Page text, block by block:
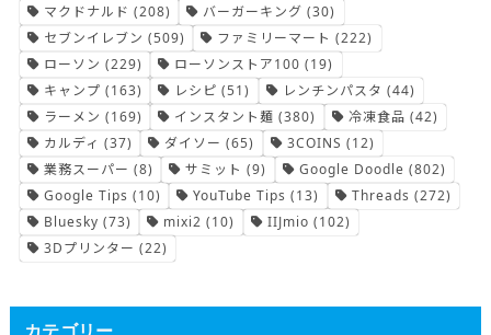
マクドナルド (208) バーガーキング (30)
セブンイレブン (509) ファミリーマート (222)
ローソン (229) ローソンストア100 (19)
キャンプ (163) レシピ (51) レンチンパスタ (44)
ラーメン (169) インスタント麺 (380) 冷凍食品 (42)
カルディ (37) ダイソー (65) 3COINS (12)
業務スーパー (8) サミット (9) Google Doodle (802)
Google Tips (10) YouTube Tips (13) Threads (272)
Bluesky (73) mixi2 (10) IIJmio (102)
3Dプリンター (22)